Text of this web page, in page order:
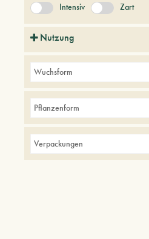
Intensiv
Zart
Nutzung
Kleine Gärten
Parks
Wuchsform
Pflanzenform
Verpackungen